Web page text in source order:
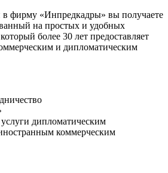
в фирму «Инпредкадры» вы получаете
на простых и удобных
более 30 лет предоставляет
и дипломатическим
услуги дипломатическим
коммерческим